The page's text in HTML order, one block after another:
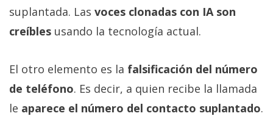
suplantada. Las voces clonadas con IA son
creíbles usando la tecnología actual.
El otro elemento es la falsificación del número
de teléfono. Es decir, a quien recibe la llamada
le aparece el número del contacto suplantado.